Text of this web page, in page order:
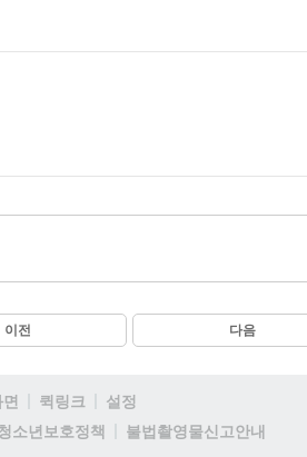
이전 다음
퀵링크
설정
소년보호정책
불법촬영물신고안내